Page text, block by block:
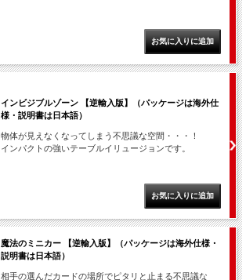
インビジブルゾーン 【逆輸入版】（パッケージは海外仕
様・説明書は日本語）
物体が見えなくなってしまう不思議な空間・・・！
インパクトの強いテーブルイリュージョンです。
魔法のミニカー 【逆輸入版】（パッケージは海外仕様・
説明書は日本語）
相手の選んだカードの場所でピタリと止まる不思議な